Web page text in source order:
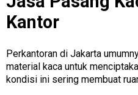
Kantor
Perkantoran di Jakarta
material kaca untuk
kondisi ini sering membuat